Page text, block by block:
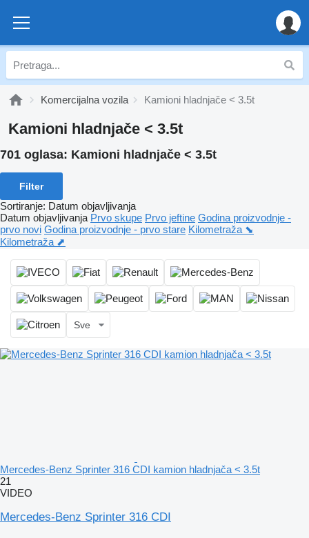
Komercijalna vozila Kamioni hladnjače < 3.5t
Kamioni hladnjače < 3.5t
701 oglasa: Kamioni hladnjače < 3.5t
Filter
Sortiranje: Datum objavljivanja
Datum objavljivanja Prvo skupe Prvo jeftine Godina proizvodnje -
prvo novi Godina proizvodnje - prvo stare Kilometraža ⬊
Kilometraža ⬈
Sve
Mercedes-Benz Sprinter 316 CDI kamion hladnjača < 3.5t
21
VIDEO
Mercedes-Benz Sprinter 316 CDI